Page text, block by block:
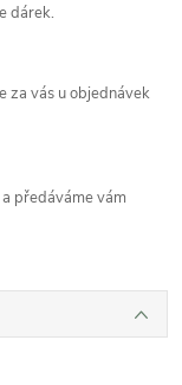
dárek.
za vás u objednávek
předáváme vám